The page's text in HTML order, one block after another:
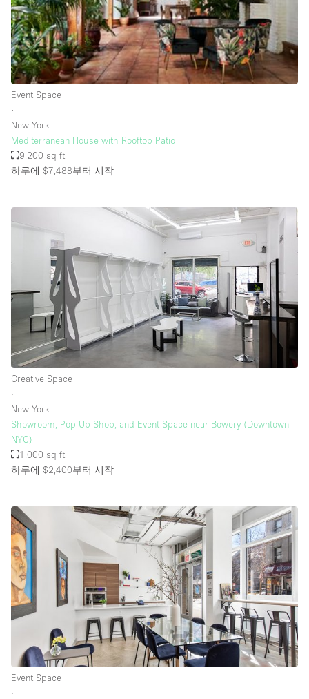
Rooftop / Terrace
Security System
Smoking Area
Sound & Video Equipment
Stock Room
Street Level
Terrace
Water Access
Whitebox / Minimal
Window Display
층 / 접근성:
지하층
1층 앞마당
위치한 거리
쇼핑몰
윗층
Event Space
∙
New York
Mediterranean House with Rooftop Patio
9,200 sq ft
하루에 $7,488부터 시작
Creative Space
∙
New York
Showroom, Pop Up Shop, and Event Space near Bowery (Downtown
NYC)
1,000 sq ft
하루에 $2,400부터 시작
Event Space
∙